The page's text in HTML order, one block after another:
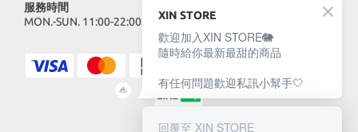
服務時間
MON.-SUN. 11:00-22:00
XIN STORE
歡迎加入XIN STORE🐘
隨時給你最新最甜的商品
有任何問題歡迎私訊小幫手🤍
回覆至 XIN STORE